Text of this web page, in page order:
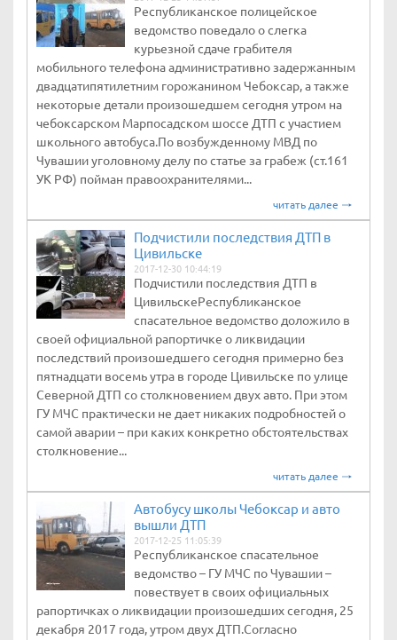
Республиканское полицейское
ведомство поведало о слегка
курьезной сдаче грабителя
мобильного телефона административно задержанным
двадцатипятилетним горожанином Чебоксар, а также
некоторые детали произошедшем сегодня утром на
чебоксарском Марпосадском шоссе ДТП с участием
школьного автобуса.По возбужденному МВД по
Чувашии уголовному делу по статье за грабеж (ст.161
УК РФ) пойман правоохранителями...
читать далее
Подчистили последствия ДТП в
Цивильске
2017-12-30 10:44:19
Подчистили последствия ДТП в
ЦивильскеРеспубликанское
спасательное ведомство доложило в
своей официальной рапортичке о ликвидации
последствий произошедшего сегодня примерно без
пятнадцати восемь утра в городе Цивильске по улице
Северной ДТП со столкновением двух авто. При этом
ГУ МЧС практически не дает никаких подробностей о
самой аварии – при каких конкретно обстоятельствах
столкновение...
читать далее
Автобусу школы Чебоксар и авто
вышли ДТП
2017-12-25 11:05:39
Республиканское спасательное
ведомство – ГУ МЧС по Чувашии –
повествует в своих официальных
рапортичках о ликвидации произошедших сегодня, 25
декабря 2017 года, утром двух ДТП.Согласно